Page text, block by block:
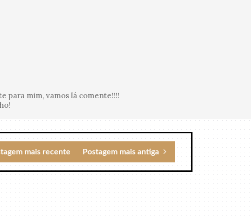
para mim, vamos lá comente!!!!
mais recente Postagem mais antiga